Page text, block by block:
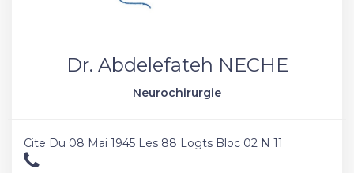
Dr. Abdelefateh NECHE
Neurochirurgie
Cite Du 08 Mai 1945 Les 88 Logts Bloc 02 N 11